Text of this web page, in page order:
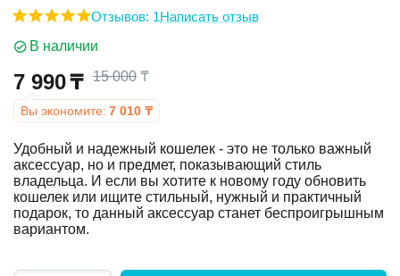
Отзывов: 1Написать отзыв
В наличии
7 990₸ 15 000 ₸
Вы экономите: 7 010 ₸
Удобный и надежный кошелек - это не только важный
аксессуар, но и предмет, показывающий стиль
владельца. И если вы хотите к новому году обновить
кошелек или ищите стильный, нужный и практичный
подарок, то данный аксессуар станет беспроигрышным
вариантом.